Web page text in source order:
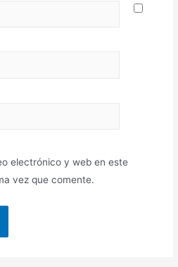
electrónico y web en este
vez que comente.